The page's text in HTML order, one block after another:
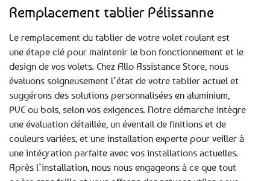
Remplacement tablier Pélissanne
Le remplacement du tablier de votre volet roulant est
une étape clé pour maintenir le bon fonctionnement et le
design de vos volets. Chez Allo Assistance Store, nous
évaluons soigneusement l’état de votre tablier actuel et
suggérons des solutions personnalisées en aluminium,
PVC ou bois, selon vos exigences. Notre démarche intègre
une évaluation détaillée, un éventail de finitions et de
couleurs variées, et une installation experte pour veiller à
une intégration parfaite avec vos installations actuelles.
Après l’installation, nous nous engageons à ce que tout